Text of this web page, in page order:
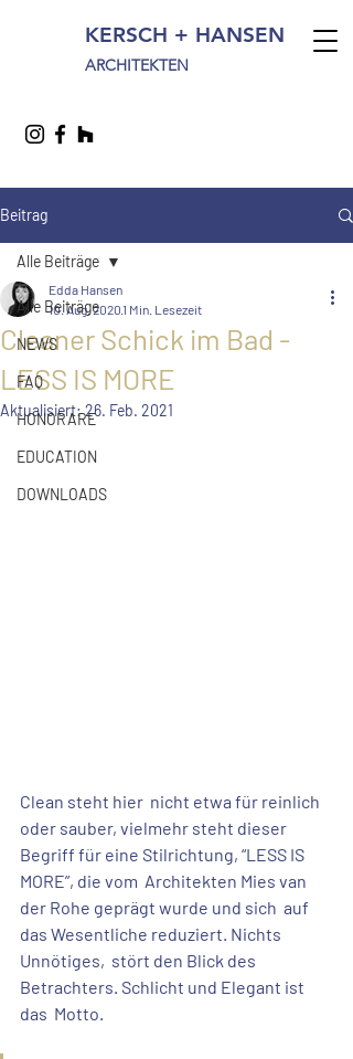
KERSCH + HANSEN
ARCHITEKTEN
Beitrag
Alle Beiträge
NEWS
FAQ
HONORARE
EDUCATION
DOWNLOADS
Alle Beiträge
Cleaner Schick im Bad -
LESS IS MORE
Edda Hansen
10. Aug. 2020 1 Min. Lesezeit
Aktualisiert:26. Feb. 2021
Clean steht hier  nicht etwa für reinlich
oder sauber, vielmehr steht dieser
Begriff für eine Stilrichtung, “LESS IS
MORE”, die vom Architekten Mies van
der Rohe geprägt wurde und sich  auf
das Wesentliche reduziert. Nichts
Unnötiges,  stört den Blick des
Betrachters. Schlicht und Elegant ist
das  Motto.